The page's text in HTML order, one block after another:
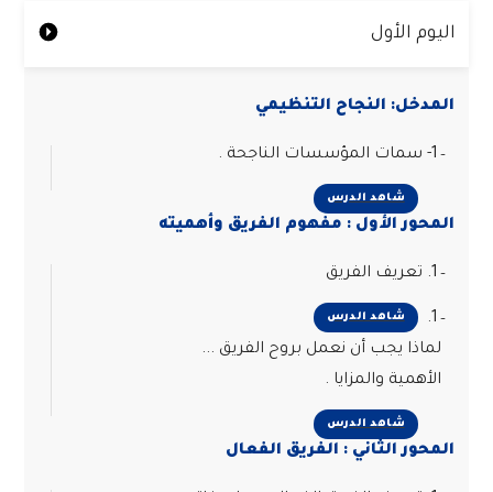
اليوم الأول
المدخل: النجاح التنظيمي
شاهد الدرس
المحور الأول : مفهوم الفريق وأهميته
شاهد الدرس
1.
لماذا يجب أن نعمل بروح الفريق ...
الأهمية والمزايا .
شاهد الدرس
المحور الثاني : الفريق الفعال